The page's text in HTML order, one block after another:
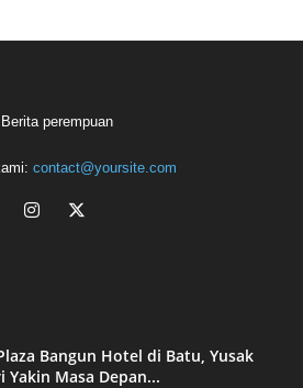
Berita perempuan
contact@yoursite.com
Bangun Hotel di Batu, Yusak
Yakin Masa Depan...